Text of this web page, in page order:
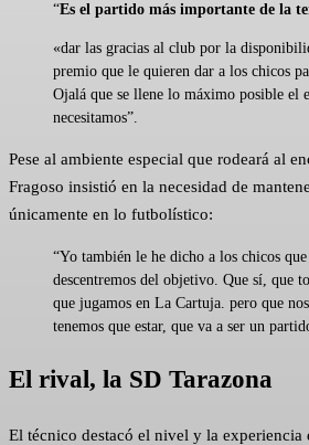
“Es el partido más importante de la
«dar las gracias al club por la
premio que le quieren dar a los chicos
Ojalá que se llene lo máximo posible el
necesitamos”.
Pese al ambiente especial que rodeará al
Fragoso insistió en la necesidad de
únicamente en lo futbolístico:
“Yo también le he dicho a los chicos
descentremos del objetivo. Que sí, que
que jugamos en La Cartuja. pero que
tenemos que estar, que va a ser un
El rival, la SD Tarazona
El técnico destacó el nivel y la experiencia